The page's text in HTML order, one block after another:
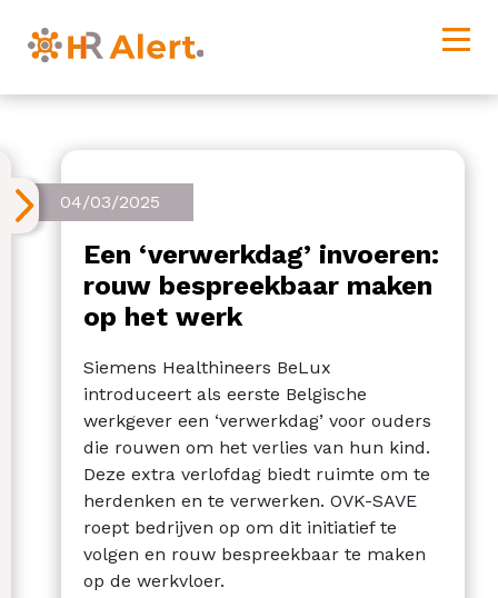
04/03/2025
Een ‘verwerkdag’ invoeren:
rouw bespreekbaar maken
op het werk
Siemens Healthineers BeLux
introduceert als eerste Belgische
werkgever een ‘verwerkdag’ voor ouders
die rouwen om het verlies van hun kind.
Deze extra verlofdag biedt ruimte om te
herdenken en te verwerken. OVK-SAVE
roept bedrijven op om dit initiatief te
volgen en rouw bespreekbaar te maken
op de werkvloer.